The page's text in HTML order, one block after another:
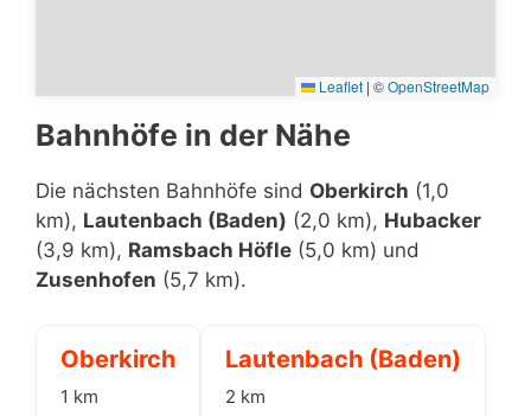
Leaflet | ©OpenStreetMap
Bahnhöfe in der Nähe
Die nächsten Bahnhöfe sind Oberkirch (1,0
km), Lautenbach (Baden) (2,0 km), Hubacker
(3,9 km), Ramsbach Höfle (5,0 km) und
Zusenhofen (5,7 km).
Oberkirch
1 km
Lautenbach (Baden)
2 km